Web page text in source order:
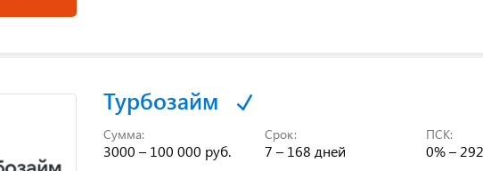
Турбозайм
Сумма:
3000 – 100 000 руб.
Срок:
7 – 168 дней
ПСК:
0% –